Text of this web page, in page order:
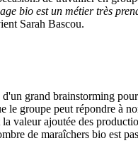
bio est un métier très
Sarah Bascou.
grand brainstorming
le groupe peut répondre à
valeur ajoutée des
de maraîchers bio est